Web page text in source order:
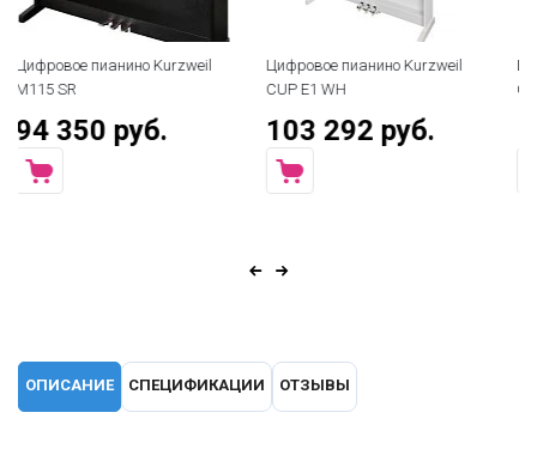
Цифровое пианино Kurzweil
103 292 руб.
Цифровое пианино Kurzweil
CUP P1 WH
143 344 руб.
ОПИСАНИЕ СПЕЦИФИКАЦИИ ОТЗЫВЫ